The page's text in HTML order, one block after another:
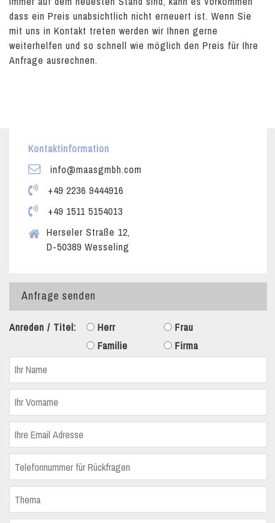
dass ein Preis unabsichtlich nicht erneuert ist. Wenn Sie
mit uns in Kontakt treten werden wir Ihnen gerne
weiterhelfen und so schnell wie möglich den Preis für Ihre
Anfrage ausrechnen.
Kontaktinformation
info@maasgmbh.com
+49 2236 9444916
+49 1511 5154013
Herseler Straße 12,
D-50389 Wesseling
Anfrage senden
Anreden / Titel: Herr
Frau
Familie
Firma